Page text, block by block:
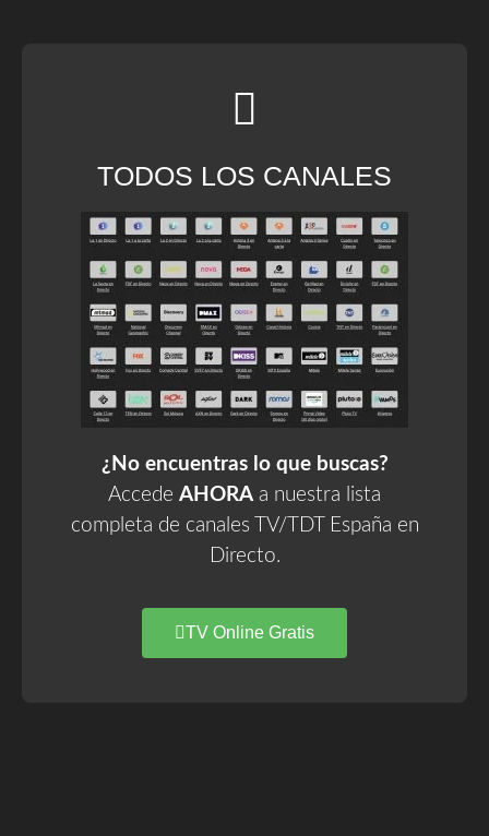
TODOS LOS CANALES
¿No encuentras lo que buscas?
Accede AHORA a nuestra lista
completa de canales TV/TDT España en
Directo.
TV Online Gratis